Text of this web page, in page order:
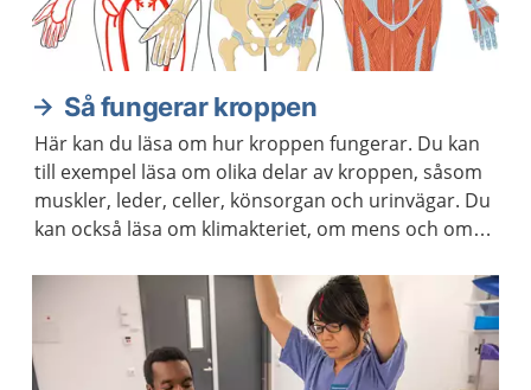
Så fungerar kroppen
Här kan du läsa om hur kroppen fungerar. Du kan
till exempel läsa om olika delar av kroppen, såsom
muskler, leder, celler, könsorgan och urinvägar. Du
kan också läsa om klimakteriet, om mens och om